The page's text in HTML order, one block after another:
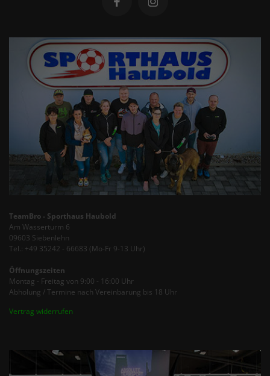
TeamBro - Sporthaus Haubold
Am Wasserturm 6
09603 Siebenlehn
Tel.: +49 35242 - 66683 (Mo-Fr 9-13 Uhr)
Öffnungszeiten
Montag - Freitag von 9:00 - 16:00 Uhr
Abholung / Termine nach Vereinbarung bis 18 Uhr
Vertrag widerrufen